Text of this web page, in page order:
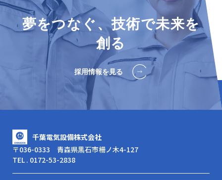
夢をつなぐ、技術で未来を
創る
採用情報を見る
千葉電気設備株式会社
〒036-0333 青森県黒石市柵ノ木4-127
TEL . 0172-53-2838